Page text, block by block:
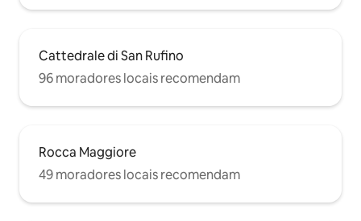
Cattedrale di San Rufino
96 moradores locais recomendam
Rocca Maggiore
49 moradores locais recomendam